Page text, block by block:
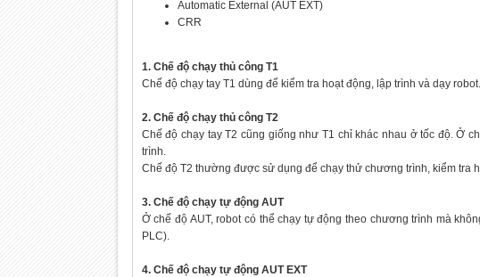
Automatic External (AUT EXT)
CRR
1. Chế độ chạy thủ công T1
Chế độ chạy tay T1 dùng để kiểm tra hoạt động, lập trình và dạy
2. Chế độ chạy thủ công T2
Chế độ chạy tay T2 cũng giống như T1 chỉ khác nhau ở tốc độ. Ở
trình.
Chế độ T2 thường được sử dụng để chạy thử chương trình, kiểm tra
3. Chế độ chạy tự động AUT
Ở chế độ AUT, robot có thể chạy tự động theo chương trình mà
PLC).
4. Chế độ chạy tự động AUT EXT